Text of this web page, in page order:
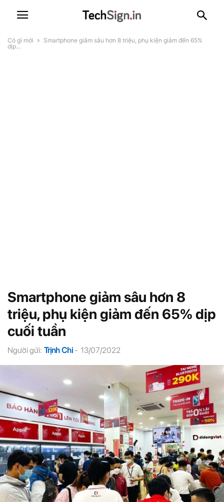
Có gì mới
Smartphone giảm sâu hơn 8 triệu, phụ kiện giảm đến 65%
dịp...
Smartphone giảm sâu hơn 8
triệu, phụ kiện giảm đến 65% dịp
cuối tuần
Người gửi: Trịnh Chi - 13/07/2022